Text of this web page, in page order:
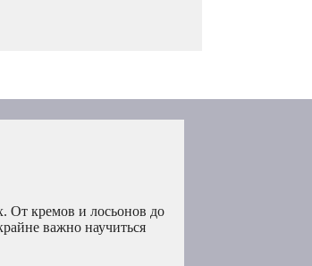
От кремов и лосьонов до
важно научиться